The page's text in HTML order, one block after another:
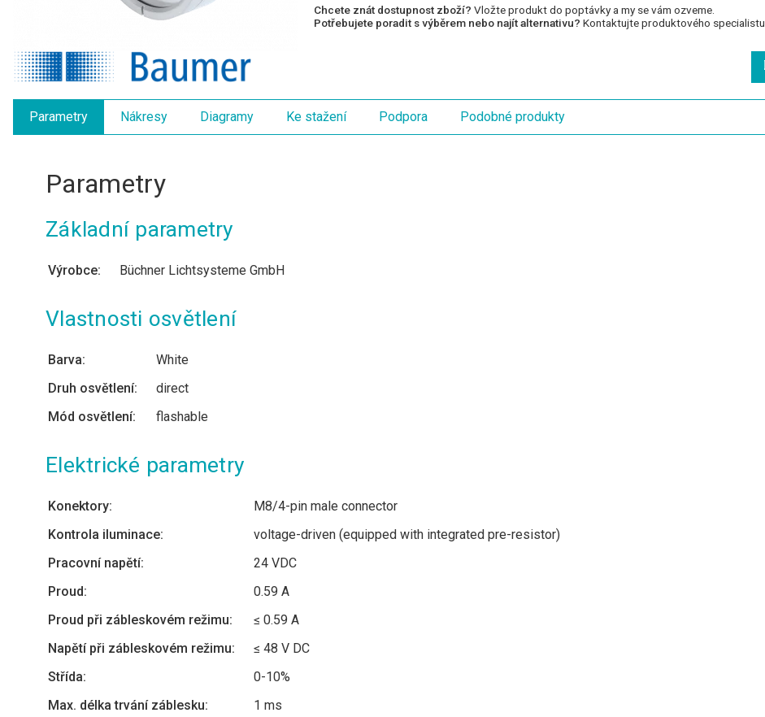
Chcete znát dostupnost zboží? Vložte produkt do poptávky a my se vám ozveme.
Potřebujete poradit s výběrem nebo najít alternativu? Kontaktujte produktového specialistu.
Parametry Nákresy Diagramy Ke stažení Podpora Podobné produkty
Parametry
Základní parametry
Výrobce: Büchner Lichtsysteme GmbH
Vlastnosti osvětlení
Barva:
White
Druh osvětlení:
direct
Mód osvětlení:
flashable
Elektrické parametry
Konektory:
M8/4-pin male connector
Kontrola iluminace:
voltage-driven (equipped with integrated pre-resistor)
Pracovní napětí:
24 VDC
Proud:
0.59 A
Proud při zábleskovém režimu:
≤ 0.59 A
Napětí při zábleskovém režimu:
≤ 48 V DC
Střída:
0-10%
Max. délka trvání záblesku:
1 ms